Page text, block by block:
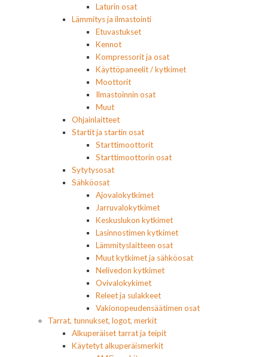
Laturin osat
Lämmitys ja ilmastointi
Etuvastukset
Kennot
Kompressorit ja osat
Käyttöpaneelit / kytkimet
Moottorit
Ilmastoinnin osat
Muut
Ohjainlaitteet
Startit ja startin osat
Starttimoottorit
Starttimoottorin osat
Sytytysosat
Sähköosat
Ajovalokytkimet
Jarruvalokytkimet
Keskuslukon kytkimet
Lasinnostimen kytkimet
Lämmityslaitteen osat
Muut kytkimet ja sähköosat
Nelivedon kytkimet
Ovivalokykimet
Releet ja sulakkeet
Vakionopeudensäätimen osat
Tarrat, tunnukset, logot, merkit
Alkuperäiset tarrat ja teipit
Käytetyt alkuperäismerkit